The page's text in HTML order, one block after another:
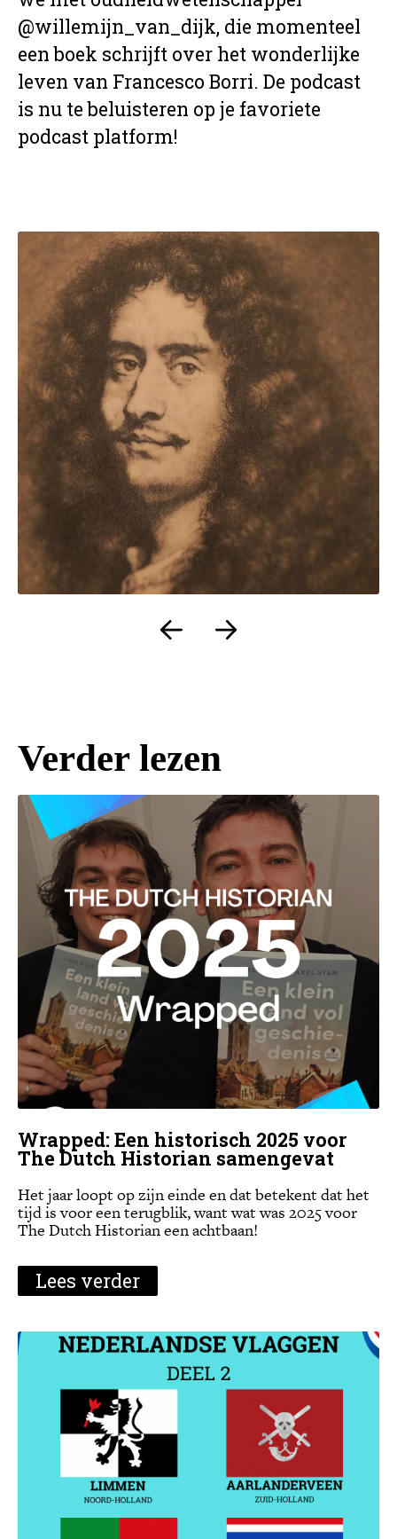
@willemijn_van_dijk, die momenteel
een boek schrijft over het wonderlijke
leven van Francesco Borri. De podcast
is nu te beluisteren op je favoriete
podcast platform!
Verder lezen
Wrapped: Een historisch 2025 voor
The Dutch Historian samengevat
Het jaar loopt op zijn einde en dat betekent dat het
tijd is voor een terugblik, want wat was 2025 voor
The Dutch Historian een achtbaan!
Lees verder